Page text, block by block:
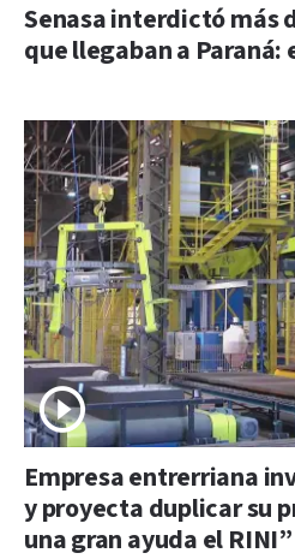
Senasa interdictó más
que llegaban a Paraná:
Empresa entrerriana
y proyecta duplicar su
una gran ayuda el RINI”